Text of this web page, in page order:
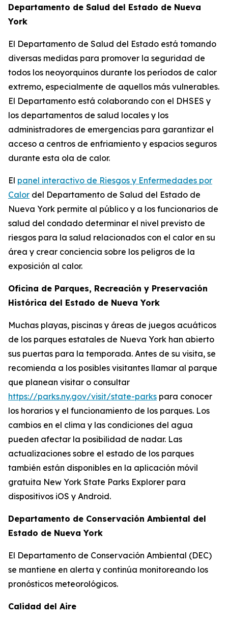
Departamento de Salud del Estado de Nueva
York
El Departamento de Salud del Estado está tomando
diversas medidas para promover la seguridad de
todos los neoyorquinos durante los períodos de calor
extremo, especialmente de aquellos más vulnerables.
El Departamento está colaborando con el DHSES y
los departamentos de salud locales y los
administradores de emergencias para garantizar el
acceso a centros de enfriamiento y espacios seguros
durante esta ola de calor.
El panel interactivo de Riesgos y Enfermedades por
Calor del Departamento de Salud del Estado de
Nueva York permite al público y a los funcionarios de
salud del condado determinar el nivel previsto de
riesgos para la salud relacionados con el calor en su
área y crear conciencia sobre los peligros de la
exposición al calor.
Oficina de Parques, Recreación y Preservación
Histórica del Estado de Nueva York
Muchas playas, piscinas y áreas de juegos acuáticos
de los parques estatales de Nueva York han abierto
sus puertas para la temporada. Antes de su visita, se
recomienda a los posibles visitantes llamar al parque
que planean visitar o consultar
https://parks.ny.gov/visit/state-parks para conocer
los horarios y el funcionamiento de los parques. Los
cambios en el clima y las condiciones del agua
pueden afectar la posibilidad de nadar. Las
actualizaciones sobre el estado de los parques
también están disponibles en la aplicación móvil
gratuita New York State Parks Explorer para
dispositivos iOS y Android.
Departamento de Conservación Ambiental del
Estado de Nueva York
El Departamento de Conservación Ambiental (DEC)
se mantiene en alerta y continúa monitoreando los
pronósticos meteorológicos.
Calidad del Aire